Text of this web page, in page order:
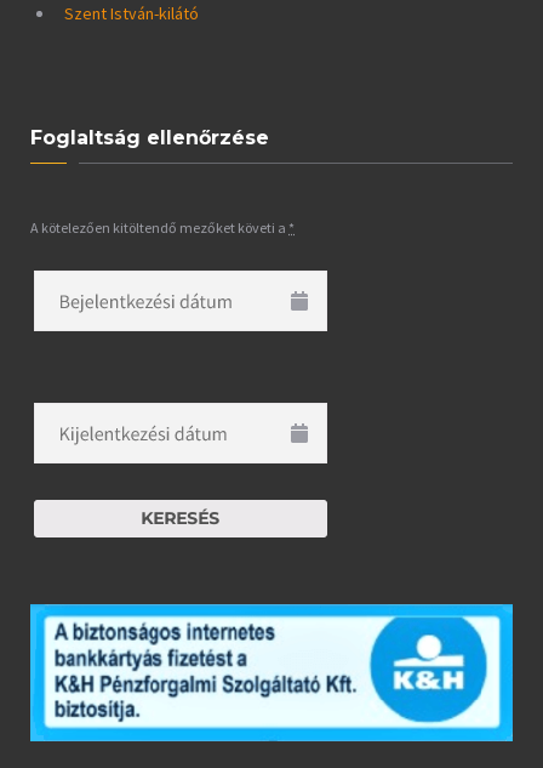
Szent István-kilátó
Foglaltság ellenőrzése
A kötelezően kitöltendő mezőket követi a *